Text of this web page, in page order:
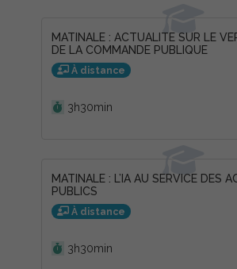
MATINALE : ACTUALITE SUR LE
DE LA COMMANDE PUBLIQUE
À distance
3h30min
MATINALE : L’IA AU SERVICE DES
PUBLICS
À distance
3h30min